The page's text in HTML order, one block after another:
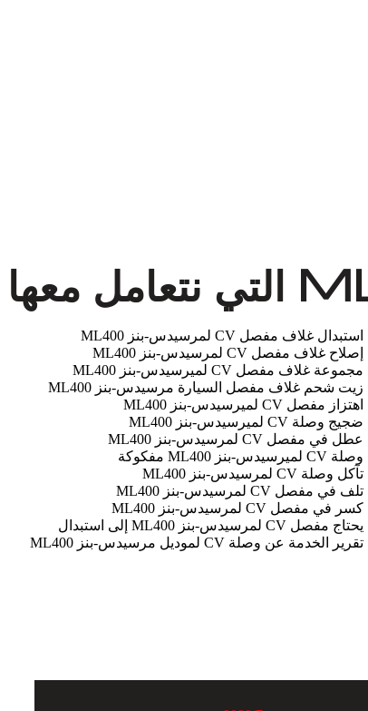
استبدال غلاف مفصل CV لمرسيدس-بنز ML400
إصلاح غلاف مفصل CV لمرسيدس-بنز ML400
مجموعة غلاف مفصل CV لميرسيدس-بنز ML400
زيت شحم غلاف مفصل السيارة مرسيدس-بنز ML400
اهتزاز مفصل CV لميرسيدس-بنز ML400
ضجيج وصلة CV لميرسيدس-بنز ML400
عطل في مفصل CV لمرسيدس-بنز ML400
وصلة CV لميرسيدس-بنز ML400 مفكوكة
تآكل وصلة CV لمرسيدس-بنز ML400
تلف في مفصل CV لمرسيدس-بنز ML400
كسر في مفصل CV لمرسيدس-بنز ML400
يحتاج مفصل CV لمرسيدس-بنز ML400 إلى استبدال
تقرير الخدمة عن وصلة CV لموديل مرسيدس-بنز ML400